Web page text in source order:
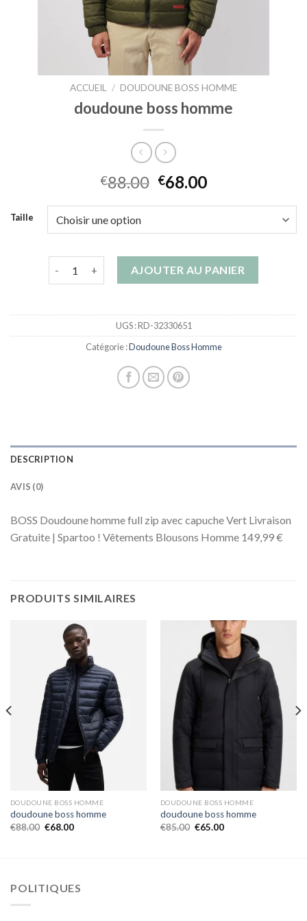
ACCUEIL / DOUDOUNE BOSS HOMME
doudoune boss homme
€88.00 €68.00
Taille
quantité de doudoune boss homme
AJOUTER AU PANIER
UGS :RD-32330651
Catégorie :Doudoune Boss Homme
DESCRIPTION
AVIS (0)
BOSS Doudoune homme full zip avec capuche Vert Livraison
Gratuite | Spartoo ! Vêtements Blousons Homme 149,99 €
PRODUITS SIMILAIRES
DOUDOUNE BOSS HOMME
doudoune boss homme
€88.00 €68.00
DOUDOUNE BOSS HOMME
doudoune boss homme
€85.00 €65.00
POLITIQUES